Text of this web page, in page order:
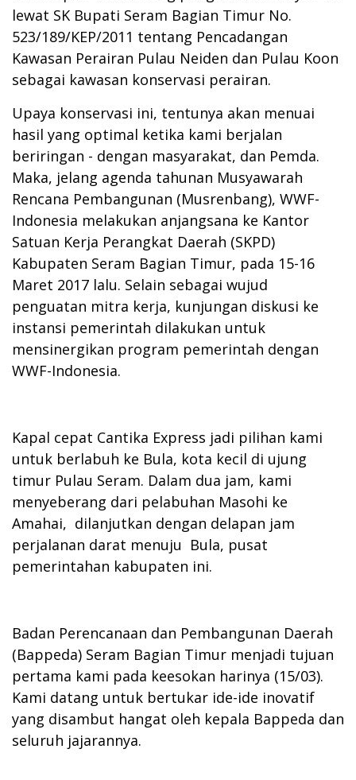
lewat SK Bupati Seram Bagian Timur No.
523/189/KEP/2011 tentang Pencadangan
Kawasan Perairan Pulau Neiden dan Pulau Koon
sebagai kawasan konservasi perairan.
Upaya konservasi ini, tentunya akan menuai
hasil yang optimal ketika kami berjalan
beriringan - dengan masyarakat, dan Pemda.
Maka, jelang agenda tahunan Musyawarah
Rencana Pembangunan (Musrenbang), WWF-
Indonesia melakukan anjangsana ke Kantor
Satuan Kerja Perangkat Daerah (SKPD)
Kabupaten Seram Bagian Timur, pada 15-16
Maret 2017 lalu. Selain sebagai wujud
penguatan mitra kerja, kunjungan diskusi ke
instansi pemerintah dilakukan untuk
mensinergikan program pemerintah dengan
WWF-Indonesia.
Kapal cepat Cantika Express jadi pilihan kami
untuk berlabuh ke Bula, kota kecil di ujung
timur Pulau Seram. Dalam dua jam, kami
menyeberang dari pelabuhan Masohi ke
Amahai, dilanjutkan dengan delapan jam
perjalanan darat menuju Bula, pusat
pemerintahan kabupaten ini.
Badan Perencanaan dan Pembangunan Daerah
(Bappeda) Seram Bagian Timur menjadi tujuan
pertama kami pada keesokan harinya (15/03).
Kami datang untuk bertukar ide-ide inovatif
yang disambut hangat oleh kepala Bappeda dan
seluruh jajarannya.